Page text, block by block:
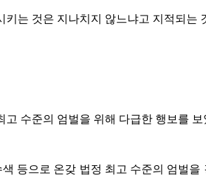
는 것은 지나치지 않느냐고 지적되는
수준의 엄벌을 위해 다급한 행보를 보
등으로 온갖 법정 최고 수준의 엄벌을